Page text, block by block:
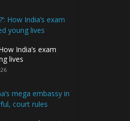
India’s exam
lives